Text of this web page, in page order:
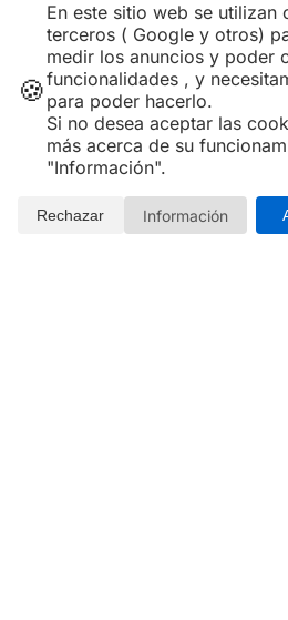
🍪
En este sitio web se
terceros ( Google y otros)
medir los anuncios y poder
funcionalidades , y
para poder hacerlo.
Si no desea aceptar las
más acerca de su
"Información".
Rechazar Información